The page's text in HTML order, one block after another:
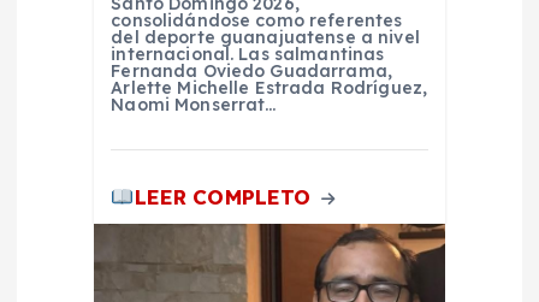
consolidándose como referentes
del deporte guanajuatense a nivel
internacional. Las salmantinas
Fernanda Oviedo Guadarrama,
Arlette Michelle Estrada Rodríguez,
Naomi Monserrat…
LEER COMPLETO